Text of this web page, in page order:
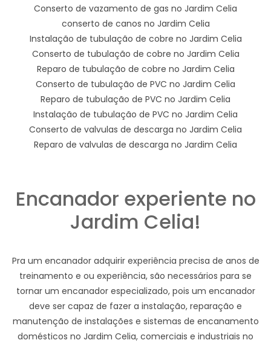
Conserto de vazamento de gas no Jardim Celia
conserto de canos no Jardim Celia
Instalação de tubulação de cobre no Jardim Celia
Conserto de tubulação de cobre no Jardim Celia
Reparo de tubulação de cobre no Jardim Celia
Conserto de tubulação de PVC no Jardim Celia
Reparo de tubulação de PVC no Jardim Celia
Instalação de tubulação de PVC no Jardim Celia
Conserto de valvulas de descarga no Jardim Celia
Reparo de valvulas de descarga no Jardim Celia
Encanador experiente no
Jardim Celia!
Pra um encanador adquirir experiência precisa de anos de
treinamento e ou experiência, são necessários para se
tornar um encanador especializado, pois um encanador
deve ser capaz de fazer a instalação, reparação e
manutenção de instalações e sistemas de encanamento
domésticos no Jardim Celia, comerciais e industriais no